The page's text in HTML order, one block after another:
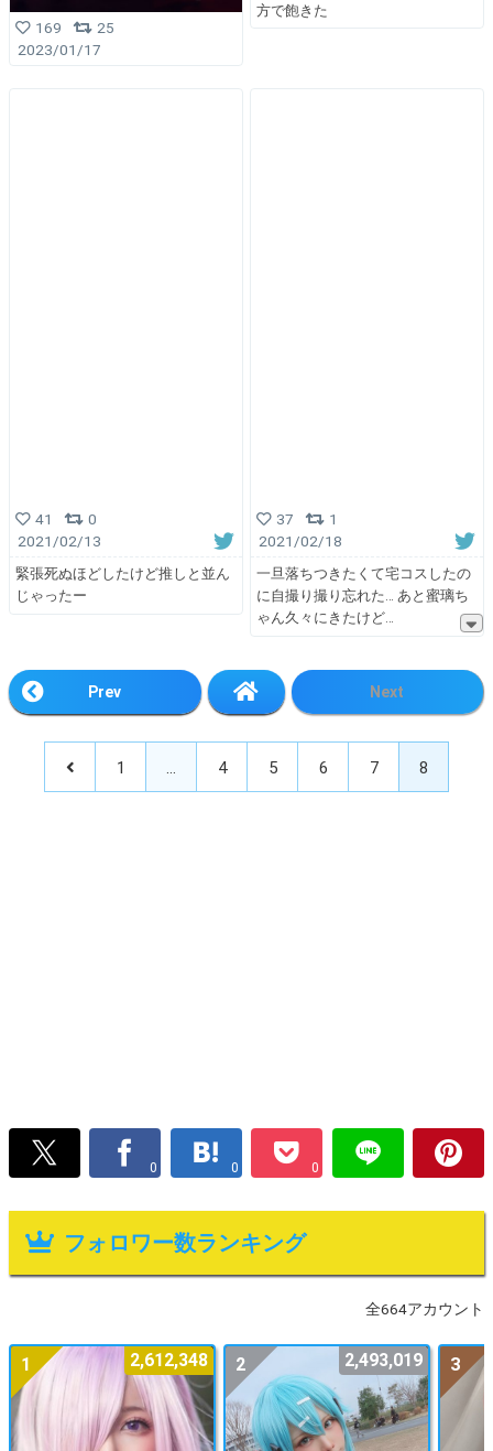
169
25
2023/01/17
方で飽きた
41
0
2021/02/13
緊張死ぬほどしたけど推しと並ん
じゃったー
37
1
2021/02/18
一旦落ちつきたくて宅コスしたの
に自撮り撮り忘れた… あと蜜璃ち
ゃん久々にきたけど
Prev Next
1 … 4 5 6 7 8
0 0 0
フォロワー数ランキング
全664アカウント
1 2,612,348 2 2,493,019 3